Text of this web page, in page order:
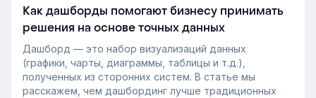
Как дашборды помогают бизнесу принимать
решения на основе точных данных
Дашборд — это набор визуализаций данных
(графики, чарты, диаграммы, таблицы и т.д.),
полученных из сторонних систем. В статье мы
расскажем, чем дашбординг лучше традиционных